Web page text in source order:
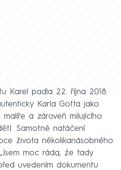
Karel padla 22. října 2018.
Karla Gotta jako
a zároveň milujícího
Samotné natáčení
života několikanásobného
moc ráda, že tady
uvedením dokumentu